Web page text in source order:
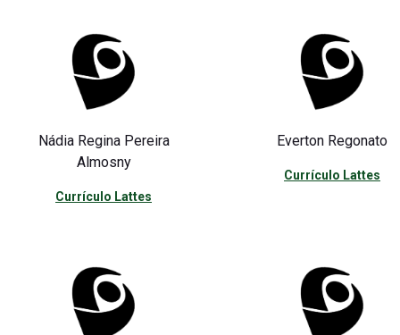
Nádia Regina Pereira
Almosny
Currículo Lattes
Everton Regonato
Currículo Lattes